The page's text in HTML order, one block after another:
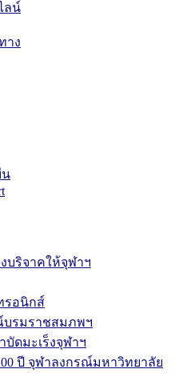
ลน์
าง
น
บริจาคให้จุฬาฯ
รอนิกส์
รมราชสมภพฯ
ดมะเร็งจุฬาฯ
ปี จุฬาลงกรณ์มหาวิทยาลัย